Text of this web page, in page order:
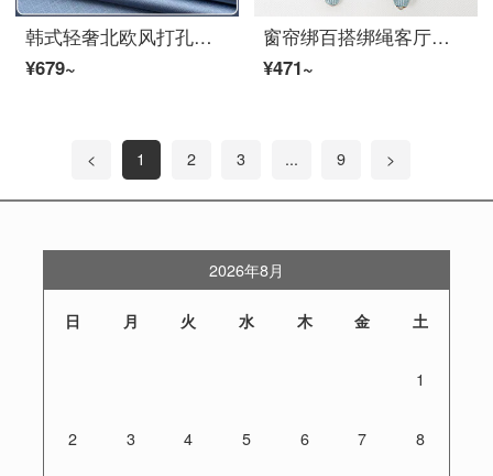
韩式轻奢北欧风打孔挂钩纯色遮光拼接既製カーテン高遮光全黑窗帘ファブリック生地拉格免费寄样高端窗帘定制宽度一米单价 浅蓝色-11 挂钩款含加工每米价
¥679~
窗帘绑百搭绑绳客厅欧式北欧风扭扭乐窗帘扣卧室 灰蓝色系 发10个
¥471~
< 1 2 3 ... 9 >
2026年8月
日 月 火 水 木 金 土
1
2 3 4 5 6 7 8